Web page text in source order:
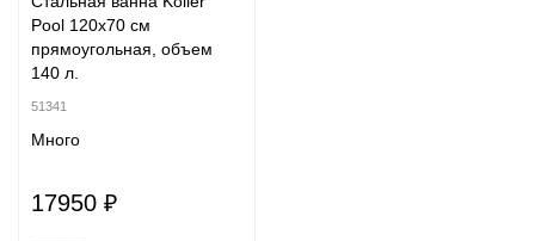
Pool 120x70 см
прямоугольная, объем
140 л.
51341
Много
17950 ₽